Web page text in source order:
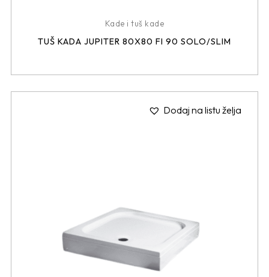
Kade i tuš kade
TUŠ KADA JUPITER 80X80 FI 90 SOLO/SLIM
Dodaj na listu želja